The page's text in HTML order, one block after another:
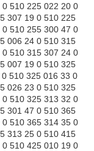
510 225 022 20 0
307 19 0 510 225
510 255 300 47 0
006 24 0 510 315
510 315 307 24 0
007 19 0 510 325
510 325 016 33 0
026 23 0 510 325
510 325 313 32 0
301 47 0 510 365
510 365 314 35 0
313 25 0 510 415
510 425 010 19 0